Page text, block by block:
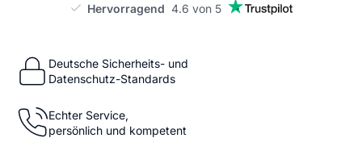
Hervorragend 4.6 von 5
Deutsche Sicherheits- und
Datenschutz-Standards
Echter Service,
persönlich und kompetent